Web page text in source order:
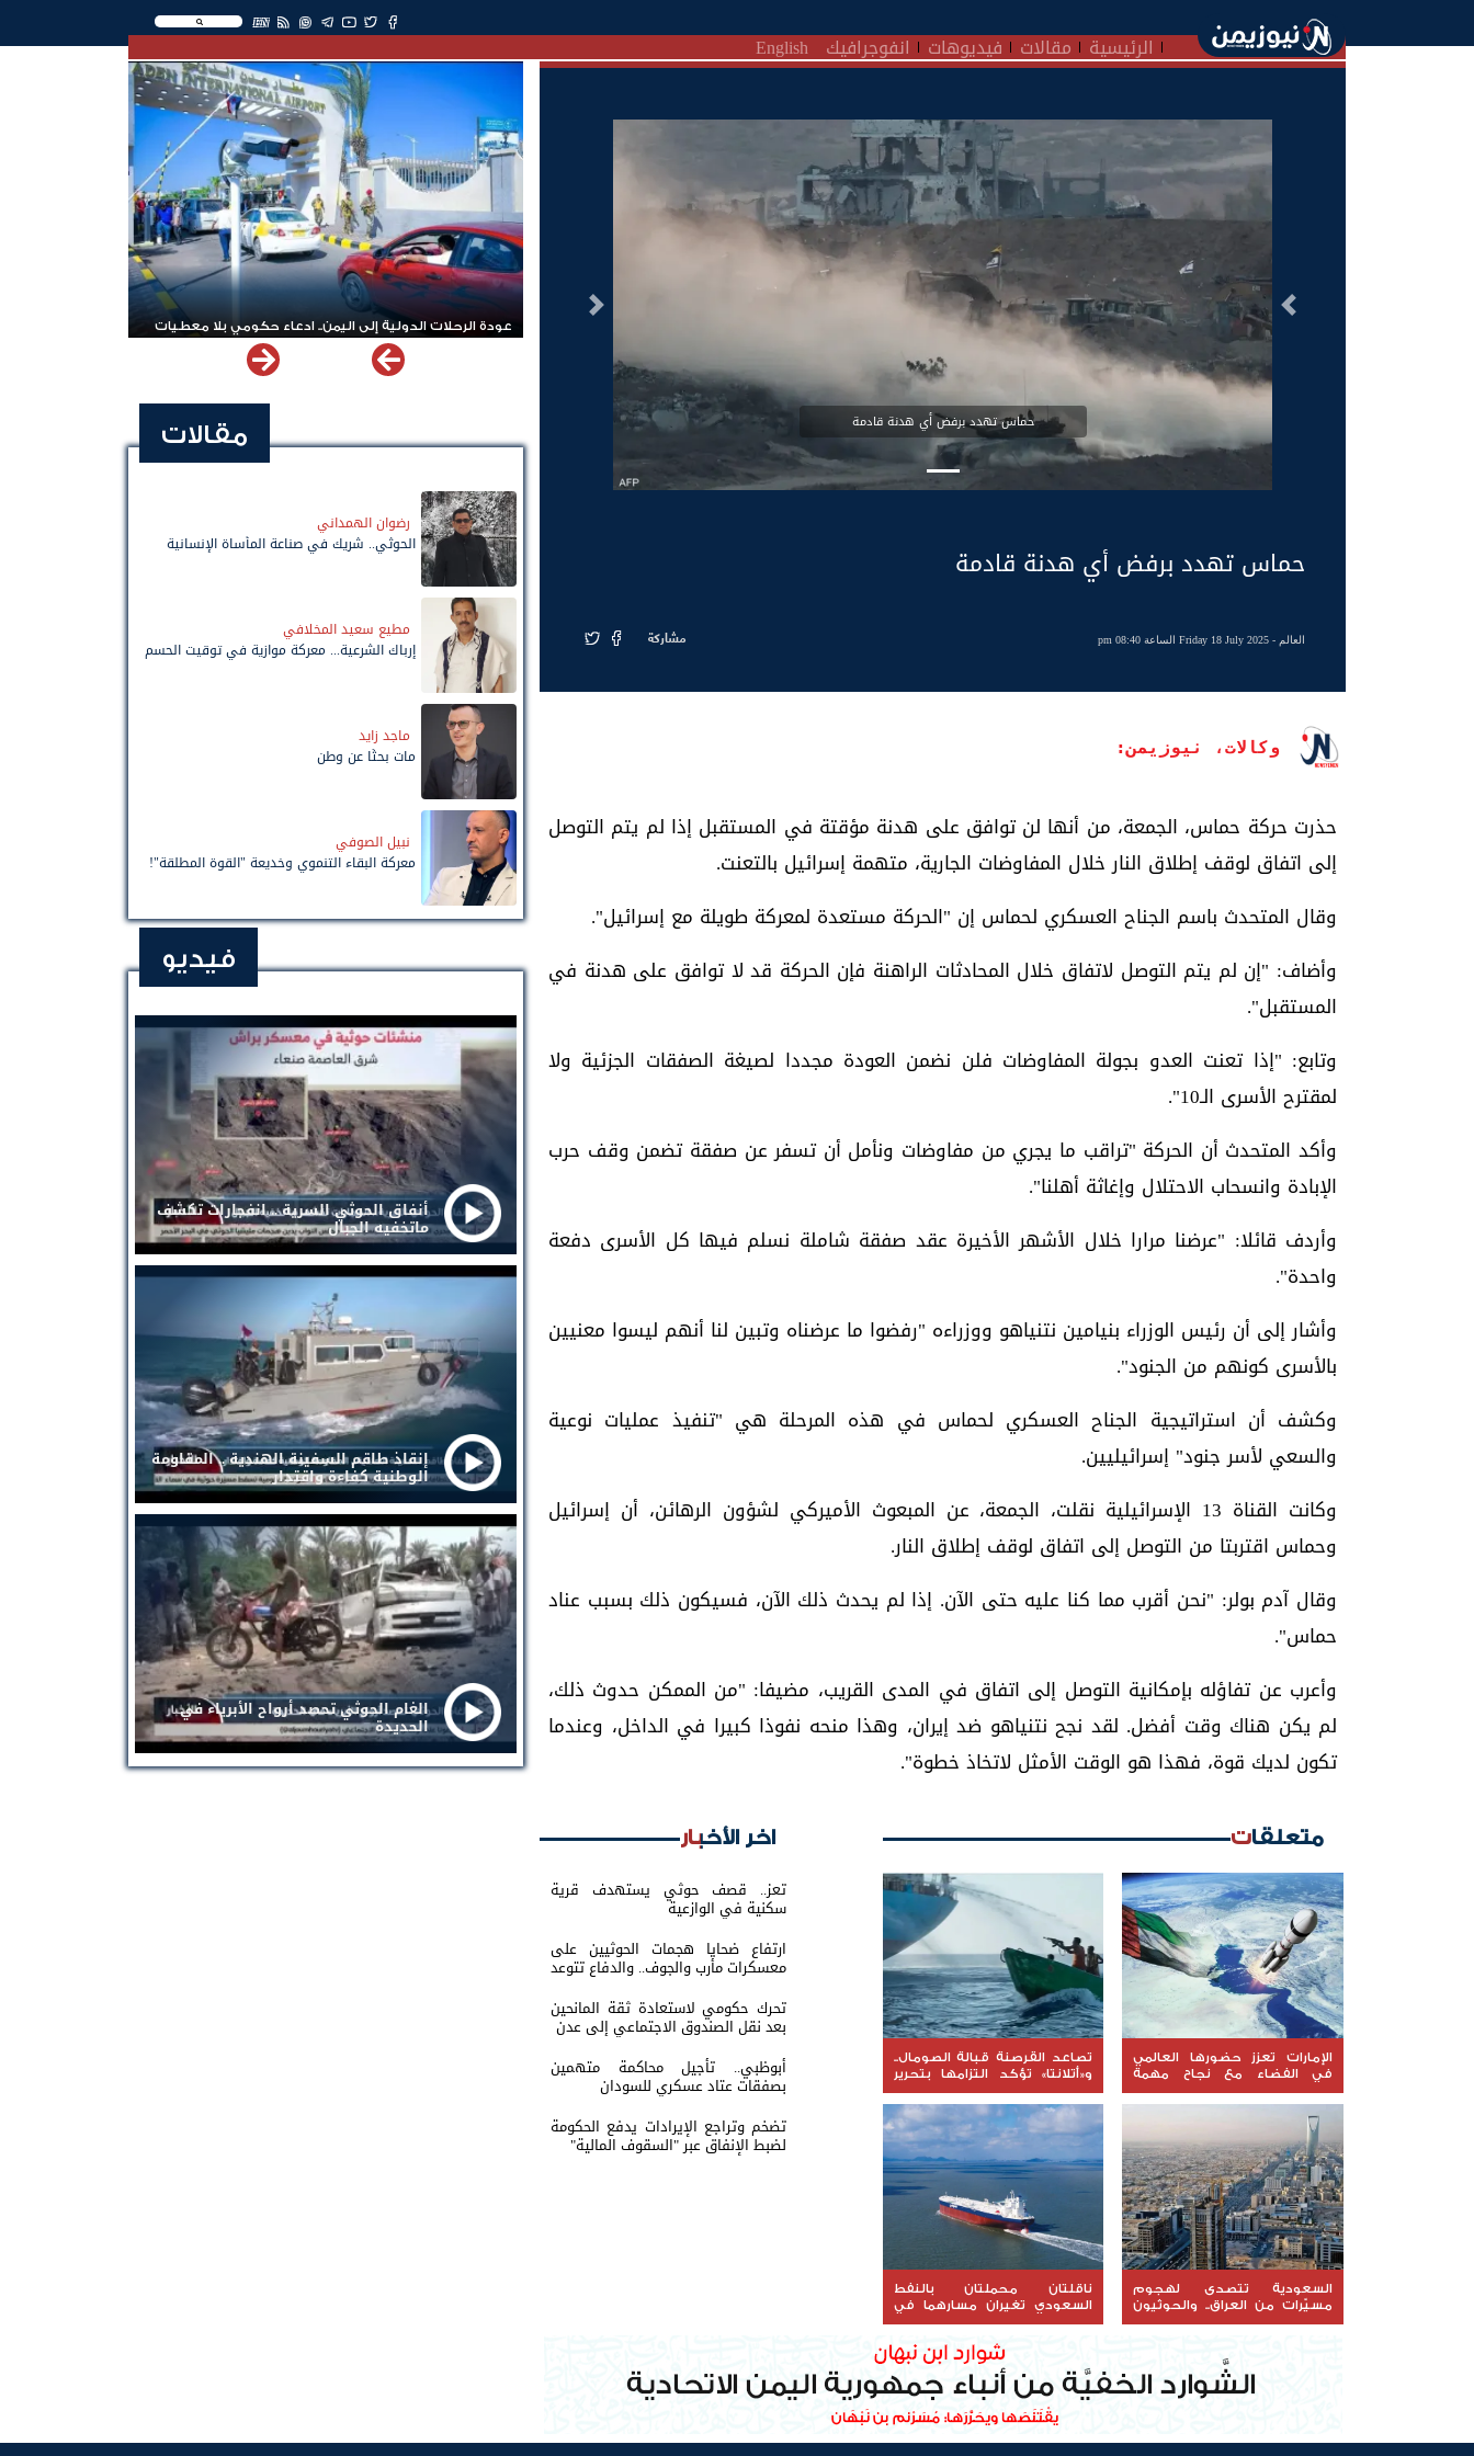
EN
الرئيسية مقالات فيديوهات انفوجرافيك English
حماس تهدد برفض أي هدنة قادمة
السابق التالى
حماس تهدد برفض أي هدنة قادمة
العالم - Friday 18 July 2025 الساعة 08:40 pm مشاركة
وكالات، نيوزيمن:
حذرت حركة حماس، الجمعة، من أنها لن توافق على هدنة مؤقتة في المستقبل إذا لم يتم التوصل
إلى اتفاق لوقف إطلاق النار خلال المفاوضات الجارية، متهمة إسرائيل بالتعنت.
وقال المتحدث باسم الجناح العسكري لحماس إن "الحركة مستعدة لمعركة طويلة مع إسرائيل".
وأضاف: "إن لم يتم التوصل لاتفاق خلال المحادثات الراهنة فإن الحركة قد لا توافق على هدنة في
المستقبل".
وتابع: "إذا تعنت العدو بجولة المفاوضات فلن نضمن العودة مجددا لصيغة الصفقات الجزئية ولا
لمقترح الأسرى الـ10".
وأكد المتحدث أن الحركة "تراقب ما يجري من مفاوضات ونأمل أن تسفر عن صفقة تضمن وقف حرب
الإبادة وانسحاب الاحتلال وإغاثة أهلنا".
وأردف قائلا: "عرضنا مرارا خلال الأشهر الأخيرة عقد صفقة شاملة نسلم فيها كل الأسرى دفعة
واحدة".
وأشار إلى أن رئيس الوزراء بنيامين نتنياهو ووزراءه "رفضوا ما عرضناه وتبين لنا أنهم ليسوا معنيين
بالأسرى كونهم من الجنود".
وكشف أن استراتيجية الجناح العسكري لحماس في هذه المرحلة هي "تنفيذ عمليات نوعية
والسعي لأسر جنود" إسرائيليين.
وكانت القناة 13 الإسرائيلية نقلت، الجمعة، عن المبعوث الأميركي لشؤون الرهائن، أن إسرائيل
وحماس اقتربتا من التوصل إلى اتفاق لوقف إطلاق النار.
وقال آدم بولر: "نحن أقرب مما كنا عليه حتى الآن. إذا لم يحدث ذلك الآن، فسيكون ذلك بسبب عناد
حماس".
وأعرب عن تفاؤله بإمكانية التوصل إلى اتفاق في المدى القريب، مضيفا: "من الممكن حدوث ذلك،
لم يكن هناك وقت أفضل. لقد نجح نتنياهو ضد إيران، وهذا منحه نفوذا كبيرا في الداخل، وعندما
تكون لديك قوة، فهذا هو الوقت الأمثل لاتخاذ خطوة".
متعلقات
الإمارات تعزز حضورها العالمي
في الفضاء مع نجاح مهمة
"ليوناف-1"
تصاعد القرصنة قبالة الصومال..
و«أتلانتا» تؤكد التزامها بتحرير
السفن المحتجزة
السعودية تتصدى لهجوم
مسيّرات من العراق.. والحوثيون
يسارعون لتبني العملية
ناقلتان محملتان بالنفط
السعودي تغيران مسارهما في
البحر الأحمر
اخر الأخبار
تعز.. قصف حوثي يستهدف قرية
سكنية في الوازعية
ارتفاع ضحايا هجمات الحوثيين على
معسكرات مأرب والجوف.. والدفاع تتوعد
تحرك حكومي لاستعادة ثقة المانحين
بعد نقل الصندوق الاجتماعي إلى عدن
أبوظبي.. تأجيل محاكمة متهمين
بصفقات عتاد عسكري للسودان
تضخم وتراجع الإيرادات يدفع الحكومة
لضبط الإنفاق عبر "السقوف المالية"
عودة الرحلات الدولية إلى اليمن.. ادعاء حكومي بلا معطيات
مقالات
رضوان الهمداني
الحوثي.. شريك في صناعة المأساة الإنسانية
مطيع سعيد المخلافي
إرباك الشرعية... معركة موازية في توقيت الحسم
ماجد زايد
مات بحثًا عن وطن
نبيل الصوفي
معركة البقاء التنموي وخديعة "القوة المطلقة"!
فيديو
أنفاق الحوثي السرية .. انفجارات تكشف
ماتخفيه الجبال
إنقاذ طاقم السفينة الهندية .. المقاومة
الوطنية كفاءة واقتدار
الغام الحوثي تحصد أرواح الأبرياء في
الحديدة